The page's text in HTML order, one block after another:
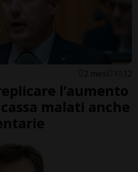
2 mesi 1 12
l’aumento
malati anche